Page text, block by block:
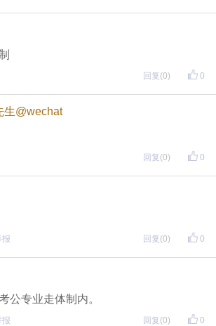
0
回复 (0)
生@wechat
0
回复 (0)
0
报 回复 (0)
公专业走体制内。
0
报 回复 (0)